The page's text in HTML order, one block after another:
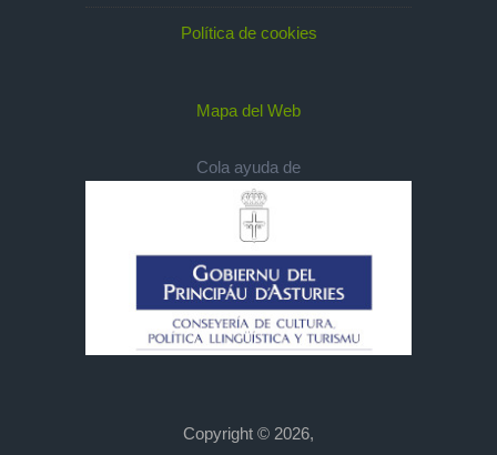
Política de cookies
Mapa del Web
Cola ayuda de
Copyright © 2026,